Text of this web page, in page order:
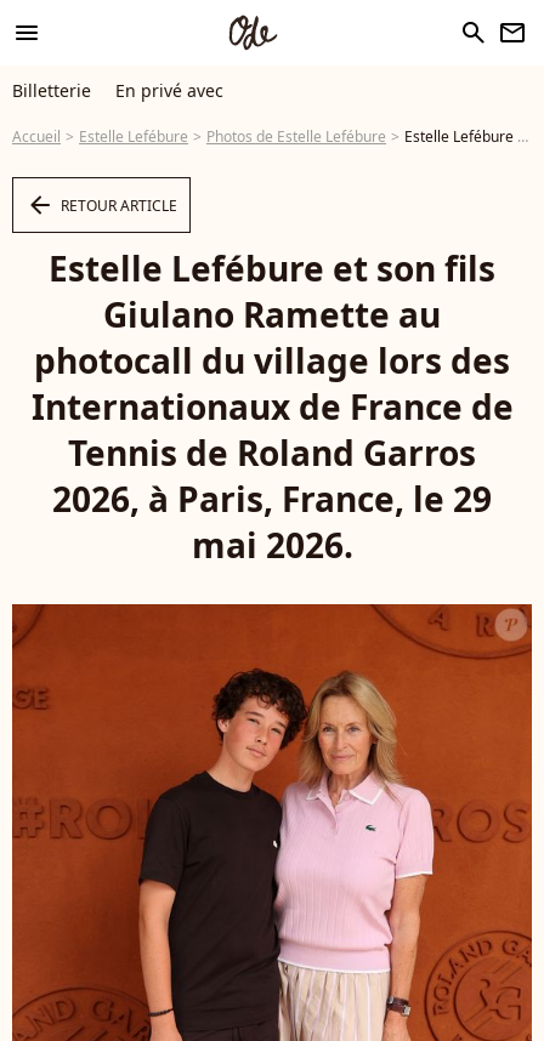
menu search newsletter
Billetterie En privé avec
Accueil Estelle Lefébure Photos de Estelle Lefébure Estelle Lefébure et son fils Giulano Ramette au photocall du village lors des Internationaux de France de Tennis de Roland Garros 2026, à Paris, France, le 29 mai 2026. © Dominique Jacovides/Bestimage - Photo
arrow_left RETOUR ARTICLE
Estelle Lefébure et son fils
Giulano Ramette au
photocall du village lors des
Internationaux de France de
Tennis de Roland Garros
2026, à Paris, France, le 29
mai 2026.